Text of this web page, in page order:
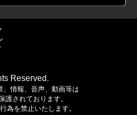
Reserved.
、情報、音声、動画等は
護されております。
為を禁止いたします。